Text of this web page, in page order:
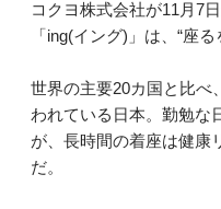
コクヨ株式会社が11月7
「ing(イング)」は、“座
世界の主要20カ国と比べ
われている日本。勤勉な
が、長時間の着座は健康
だ。